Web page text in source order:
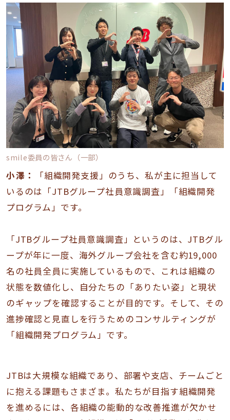
smile委員の皆さん（一部）
小澤：
「組織開発支援」のうち、私が主に担当して
いるのは「JTBグループ社員意識調査」「組織開発
プログラム」です。
「JTBグループ社員意識調査」というのは、JTBグル
ープが年に一度、海外グループ会社を含む約19,000
名の社員全員に実施しているもので、これは組織の
状態を数値化し、自分たちの「ありたい姿」と現状
のギャップを確認することが目的です。そして、その
進捗確認と見直しを行うためのコンサルティングが
「組織開発プログラム」です。
JTBは大規模な組織であり、部署や支店、チームごと
に抱える課題もさまざま。私たちが目指す組織開発
を進めるには、各組織の能動的な改善推進が欠かせ